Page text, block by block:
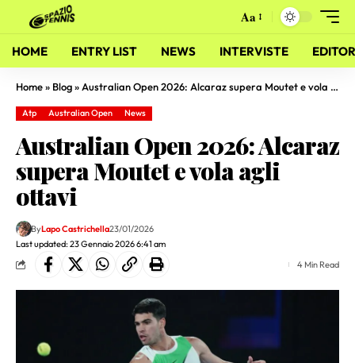
Aa
HOME ENTRY LIST NEWS INTERVISTE
Home» Blog» Australian Open 2026: Alcaraz supera Moutet e vola agli ottavi
Atp Australian Open News
Australian Open 2026: Alcaraz
supera Moutet e vola agli
ottavi
Last updated: 23 Gennaio 2026 6:41 am
ByLapo Castrichella23/01/2026
4 Min Read